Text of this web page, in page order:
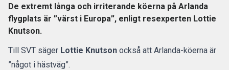
De extremt långa och irriterande köerna på Arlanda
flygplats är ”värst i Europa”, enligt resexperten Lottie
Knutson.
Till SVT säger Lottie Knutson också att Arlanda-köerna är
”något i hästväg”.